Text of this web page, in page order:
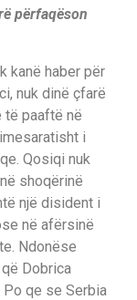
përfaqëson
kanë haber për
nuk dinë çfarë
të paaftë në
i
Qosiqi nuk
shoqërinë
një disident i
në afërsinë
Ndonëse
Dobrica
qe se Serbia